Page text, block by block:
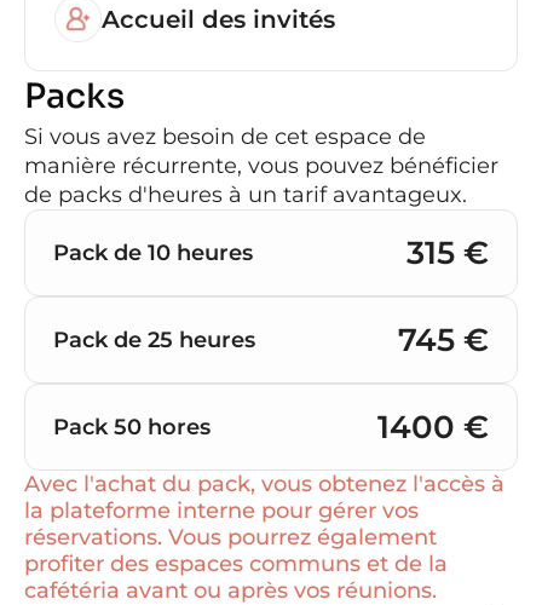
Accueil des invités
Packs
Si vous avez besoin de cet espace de
manière récurrente, vous pouvez bénéficier
de packs d'heures à un tarif avantageux.
Pack de 10 heures 315 €
Pack de 25 heures 745 €
Pack 50 hores 1400 €
Avec l'achat du pack, vous obtenez l'accès à
la plateforme interne pour gérer vos
réservations. Vous pourrez également
profiter des espaces communs et de la
cafétéria avant ou après vos réunions.